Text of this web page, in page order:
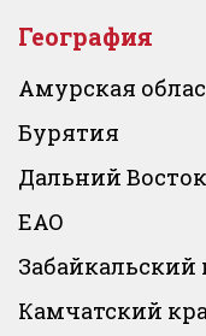
География
Амурская
Бурятия
Дальний Восток
ЕАО
Забайкальский
Камчатский